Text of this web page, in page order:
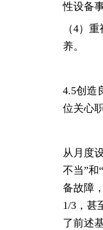
性设备
（4）
养。
4.5创造
位关心
从月度
不当”和
备故障
1/3，甚
了前述